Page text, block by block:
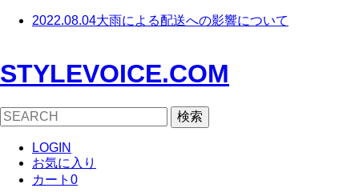
2022.08.04大雨による配送への影響について
STYLEVOICE.COM
検索
LOGIN
お気に入り
カート 0